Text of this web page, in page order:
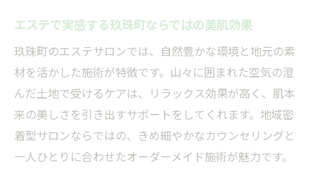
エステで実感する玖珠町ならではの美肌効果
玖珠町のエステサロンでは、自然豊かな環境と地元の素
材を活かした施術が特徴です。山々に囲まれた空気の澄
んだ土地で受けるケアは、リラックス効果が高く、肌本
来の美しさを引き出すサポートをしてくれます。地域密
着型サロンならではの、きめ細やかなカウンセリングと
一人ひとりに合わせたオーダーメイド施術が魅力です。